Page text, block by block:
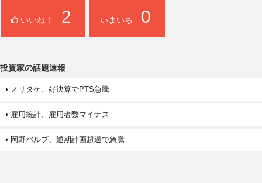
いいね！ 2 いまいち 0
投資家の話題速報
ノリタケ、好決算でPTS急騰
雇用統計、雇用者数マイナス
岡野バルブ、通期計画超過で急騰